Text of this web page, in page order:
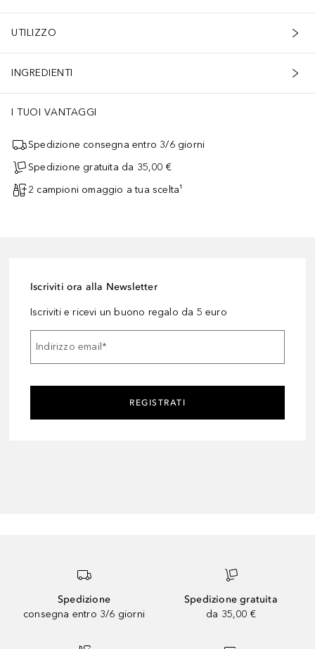
UTILIZZO
INGREDIENTI
I TUOI VANTAGGI
Spedizione consegna entro 3/6 giorni
Spedizione gratuita da 35,00 €
2 campioni omaggio a tua scelta¹
Iscriviti ora alla Newsletter
Iscriviti e ricevi un buono regalo da 5 euro
Indirizzo email*
REGISTRATI
Spedizione
consegna entro 3/6 giorni
Spedizione gratuita
da 35,00 €